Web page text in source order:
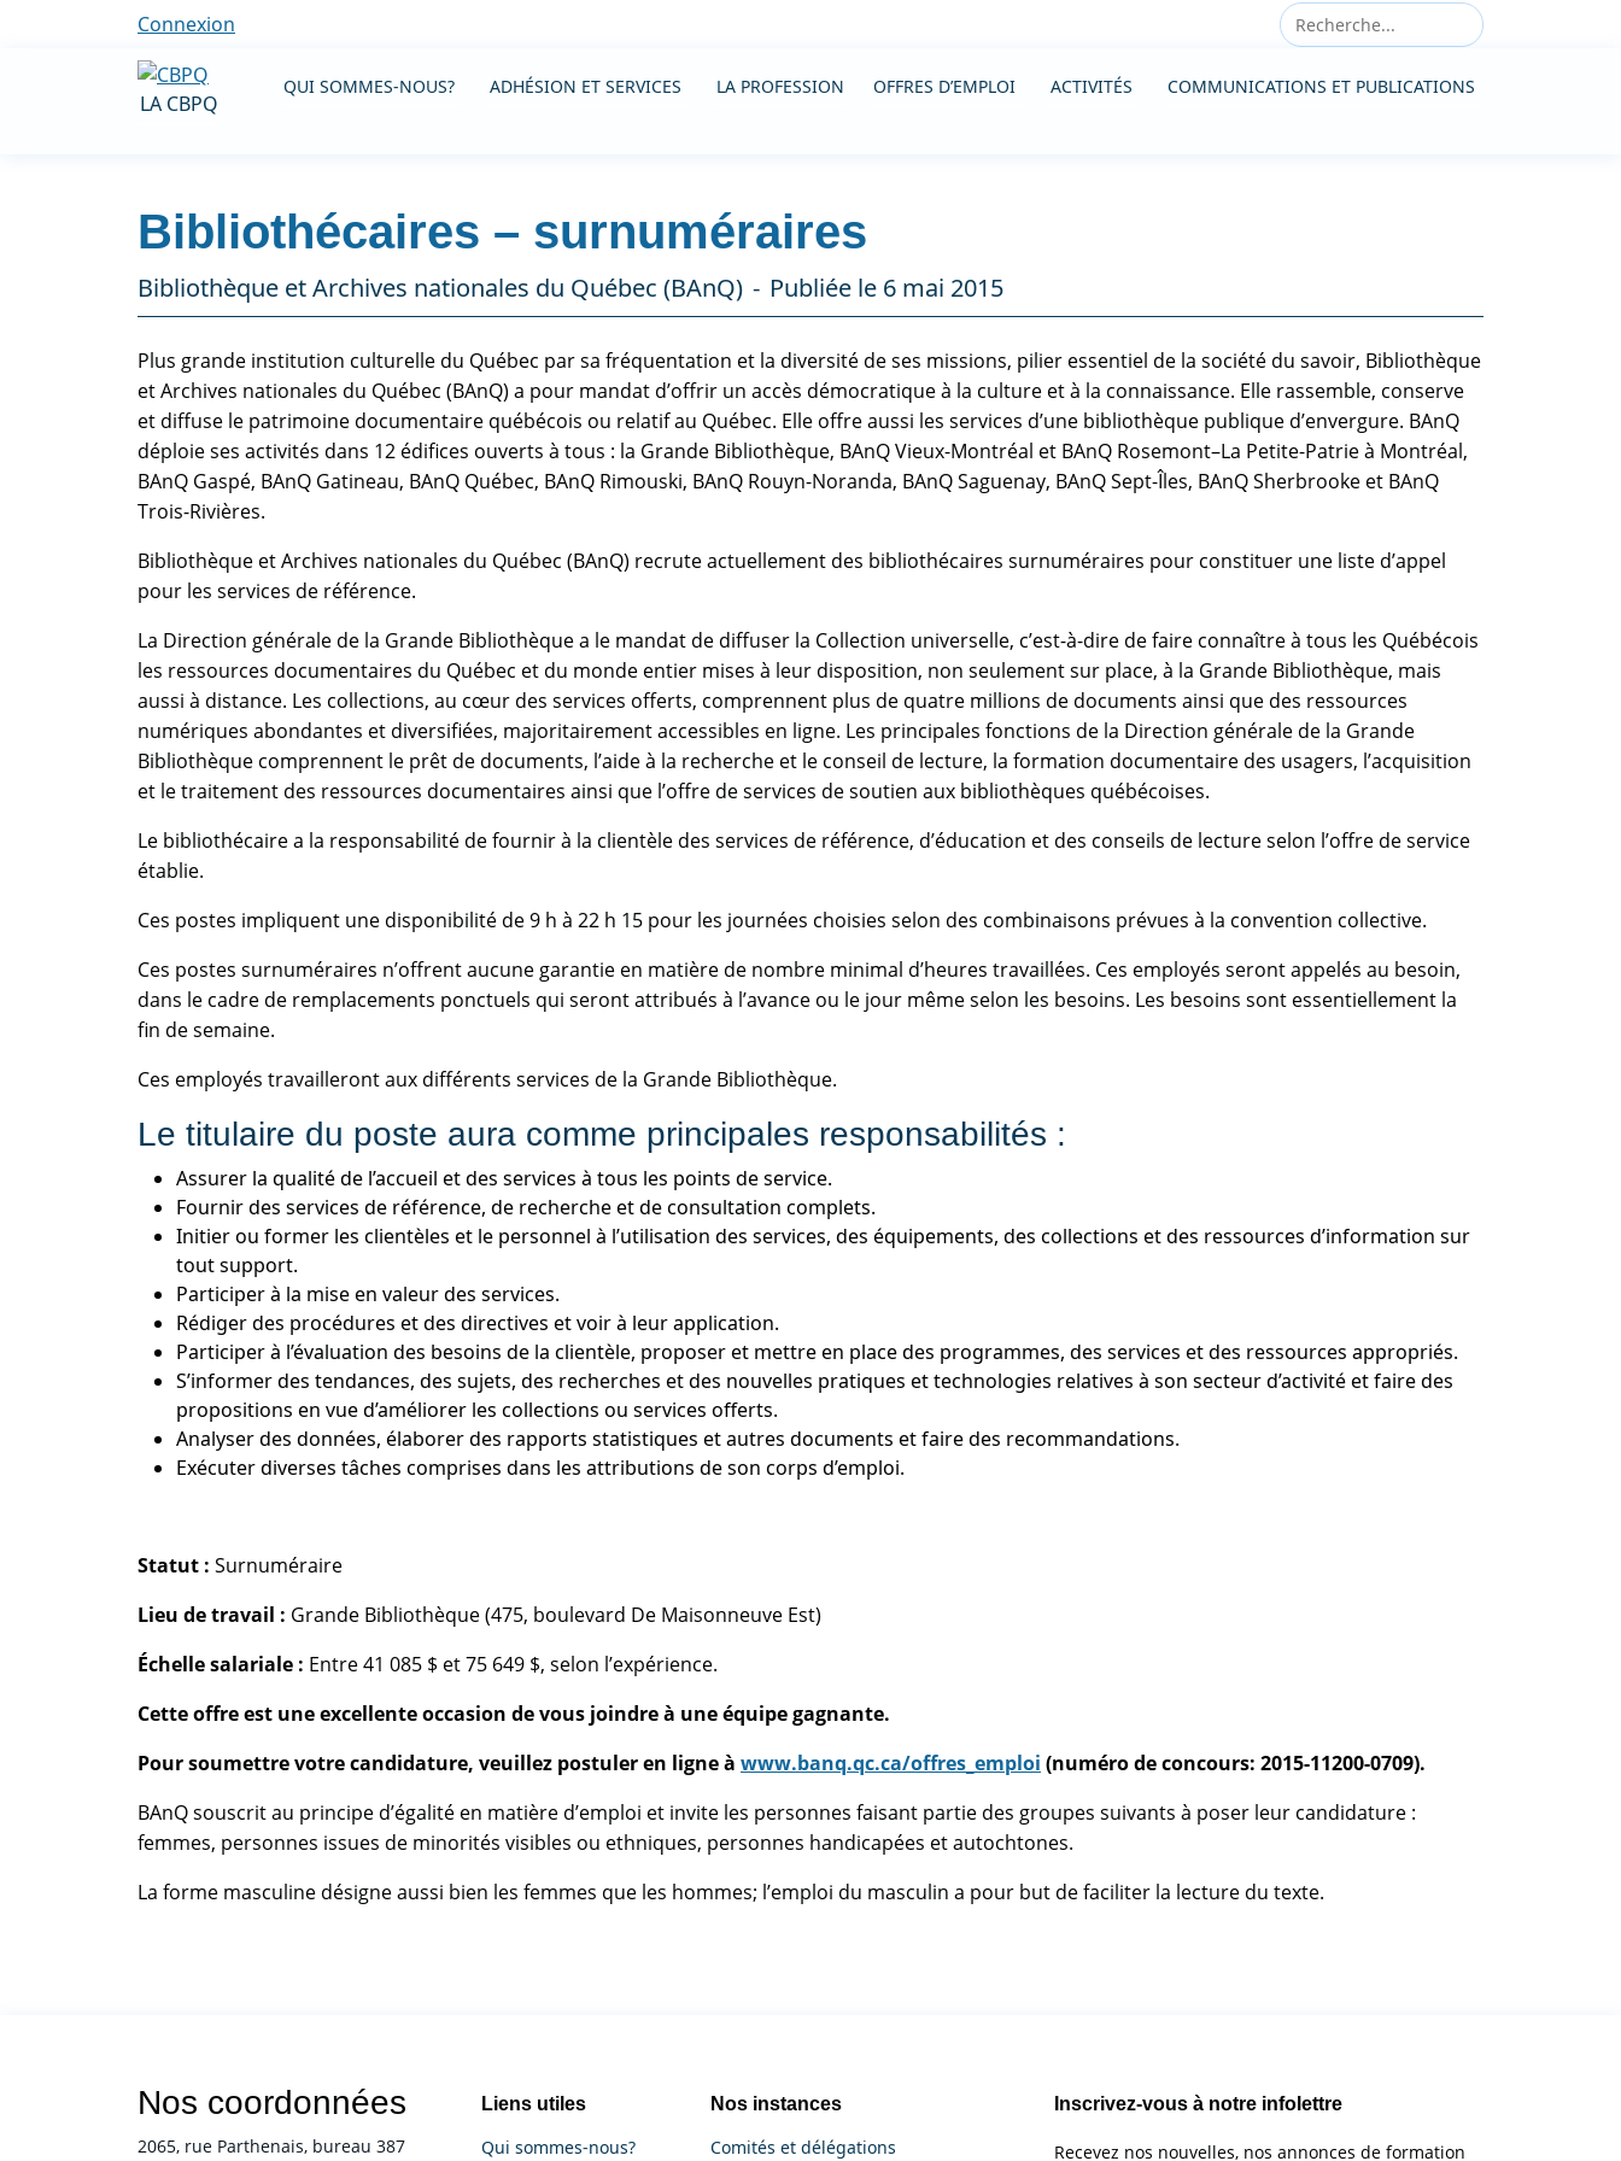
Connexion
LA CBPQ
QUI SOMMES-NOUS? ADHÉSION ET SERVICES LA PROFESSION OFFRES D’EMPLOI ACTIVITÉS COMMUNICATIONS ET PUBLICATIONS
Bibliothécaires – surnuméraires
Bibliothèque et Archives nationales du Québec (BAnQ) Publiée le 6 mai 2015
Plus grande institution culturelle du Québec par sa fréquentation et la diversité de ses missions, pilier essentiel de la société du savoir, Bibliothèque
et Archives nationales du Québec (BAnQ) a pour mandat d’offrir un accès démocratique à la culture et à la connaissance. Elle rassemble, conserve
et diffuse le patrimoine documentaire québécois ou relatif au Québec. Elle offre aussi les services d’une bibliothèque publique d’envergure. BAnQ
déploie ses activités dans 12 édifices ouverts à tous : la Grande Bibliothèque, BAnQ Vieux-Montréal et BAnQ Rosemont–La Petite-Patrie à Montréal,
BAnQ Gaspé, BAnQ Gatineau, BAnQ Québec, BAnQ Rimouski, BAnQ Rouyn-Noranda, BAnQ Saguenay, BAnQ Sept-Îles, BAnQ Sherbrooke et BAnQ
Trois-Rivières.
Bibliothèque et Archives nationales du Québec (BAnQ) recrute actuellement des bibliothécaires surnuméraires pour constituer une liste d’appel
pour les services de référence.
La Direction générale de la Grande Bibliothèque a le mandat de diffuser la Collection universelle, c’est-à-dire de faire connaître à tous les Québécois
les ressources documentaires du Québec et du monde entier mises à leur disposition, non seulement sur place, à la Grande Bibliothèque, mais
aussi à distance. Les collections, au cœur des services offerts, comprennent plus de quatre millions de documents ainsi que des ressources
numériques abondantes et diversifiées, majoritairement accessibles en ligne. Les principales fonctions de la Direction générale de la Grande
Bibliothèque comprennent le prêt de documents, l’aide à la recherche et le conseil de lecture, la formation documentaire des usagers, l’acquisition
et le traitement des ressources documentaires ainsi que l’offre de services de soutien aux bibliothèques québécoises.
Le bibliothécaire a la responsabilité de fournir à la clientèle des services de référence, d’éducation et des conseils de lecture selon l’offre de service
établie.
Ces postes impliquent une disponibilité de 9 h à 22 h 15 pour les journées choisies selon des combinaisons prévues à la convention collective.
Ces postes surnuméraires n’offrent aucune garantie en matière de nombre minimal d’heures travaillées. Ces employés seront appelés au besoin,
dans le cadre de remplacements ponctuels qui seront attribués à l’avance ou le jour même selon les besoins. Les besoins sont essentiellement la
fin de semaine.
Ces employés travailleront aux différents services de la Grande Bibliothèque.
Le titulaire du poste aura comme principales responsabilités :
Assurer la qualité de l’accueil et des services à tous les points de service.
Fournir des services de référence, de recherche et de consultation complets.
Initier ou former les clientèles et le personnel à l’utilisation des services, des équipements, des collections et des ressources d’information sur
tout support.
Participer à la mise en valeur des services.
Rédiger des procédures et des directives et voir à leur application.
Participer à l’évaluation des besoins de la clientèle, proposer et mettre en place des programmes, des services et des ressources appropriés.
S’informer des tendances, des sujets, des recherches et des nouvelles pratiques et technologies relatives à son secteur d’activité et faire des
propositions en vue d’améliorer les collections ou services offerts.
Analyser des données, élaborer des rapports statistiques et autres documents et faire des recommandations.
Exécuter diverses tâches comprises dans les attributions de son corps d’emploi.
Statut : Surnuméraire
Lieu de travail : Grande Bibliothèque (475, boulevard De Maisonneuve Est)
Échelle salariale : Entre 41 085 $ et 75 649 $, selon l’expérience.
Cette offre est une excellente occasion de vous joindre à une équipe gagnante.
Pour soumettre votre candidature, veuillez postuler en ligne à www.banq.qc.ca/offres_emploi (numéro de concours: 2015-11200-0709).
BAnQ souscrit au principe d’égalité en matière d’emploi et invite les personnes faisant partie des groupes suivants à poser leur candidature :
femmes, personnes issues de minorités visibles ou ethniques, personnes handicapées et autochtones.
La forme masculine désigne aussi bien les femmes que les hommes; l’emploi du masculin a pour but de faciliter la lecture du texte.
Inscrivez-vous à notre infolettre
Recevez nos nouvelles, nos annonces de formation
Nos coordonnées
2065, rue Parthenais, bureau 387
Liens utiles
Qui sommes-nous?
Nos instances
Comités et délégations